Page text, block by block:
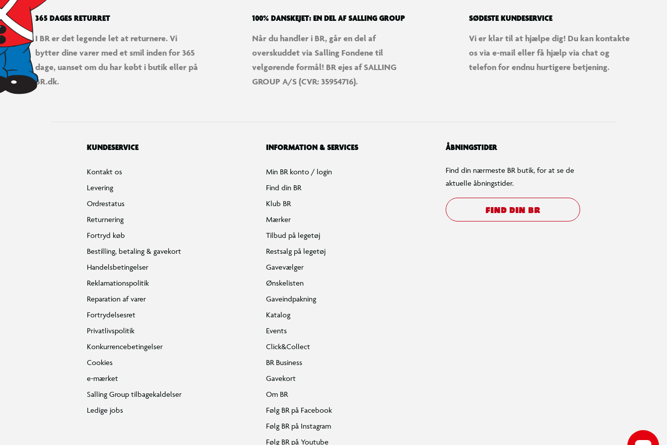
365 DAGES RETURRET
I BR er det legende let at returnere. Vi
bytter dine varer med et smil inden for 365
dage, uanset om du har købt i butik eller på
BR.dk.
100% DANSKEJET: EN DEL AF SALLING GROUP
Når du handler i BR, går en del af
overskuddet via Salling Fondene til
velgørende formål! BR ejes af SALLING
GROUP A/S (CVR: 35954716).
SØDESTE KUNDESERVICE
Vi er klar til at hjælpe dig! Du kan kontakte
os via e-mail eller få hjælp via chat og
telefon for endnu hurtigere betjening.
KUNDESERVICE
Kontakt os
Levering
Ordrestatus
Returnering
Fortryd køb
Bestilling, betaling & gavekort
Handelsbetingelser
Reklamationspolitik
Reparation af varer
Fortrydelsesret
Privatlivspolitik
Konkurrencebetingelser
Cookies
e-mærket
Salling Group tilbagekaldelser
Ledige jobs
INFORMATION & SERVICES
Min BR konto / login
Find din BR
Klub BR
Mærker
Tilbud på legetøj
Restsalg på legetøj
Gavevælger
Ønskelisten
Gaveindpakning
Katalog
Events
Click&Collect
BR Business
Gavekort
Om BR
Følg BR på Facebook
Følg BR på Instagram
Følg BR på Youtube
ÅBNINGSTIDER
Find din nærmeste BR butik, for at se de
aktuelle åbningstider.
FIND DIN BR